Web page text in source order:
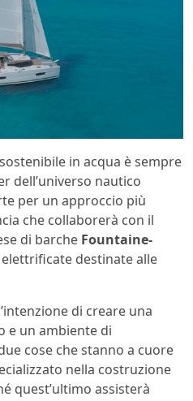
in acqua è sempre
dell’universo nautico
per un approccio più
che collaborerà con il
di barche Fountaine-
destinate alle
di creare una
e un ambiente di
cose che stanno a cuore
nella costruzione
quest’ultimo assisterà